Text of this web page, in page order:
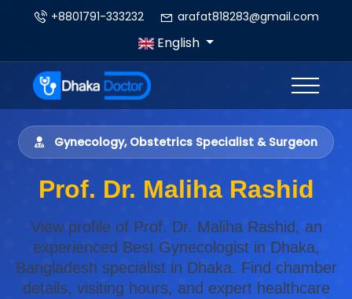
+8801791-333232 arafat818283@gmail.com
English
Gynecology, Obstetrics Specialist & Surgeon
Prof. Dr. Maliha Rashid
View profile of Prof. Dr. Maliha Rashid, an
experienced Best Gynecologist in Dhaka,
Bangladesh specialist in Dhaka. Find chamber
details, visiting hours, and expert healthcare